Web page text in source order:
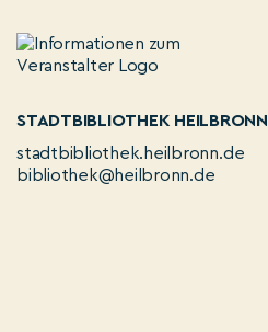
STADTBIBLIOTHEK HEILBRONN
stadtbibliothek.heilbronn.de
bibliothek@heilbronn.de